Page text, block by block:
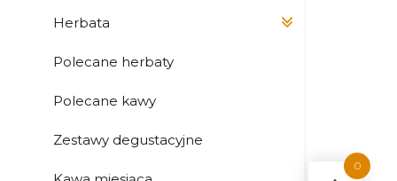
Herbata
Polecane herbaty
Polecane kawy
Zestawy degustacyjne
0